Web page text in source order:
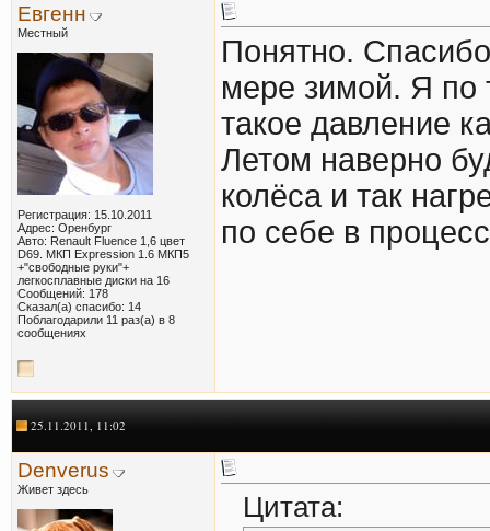
Евгенн
Местный
Регистрация: 15.10.2011
Адрес: Оренбург
Авто: Renault Fluence 1,6 цвет
D69. МКП Expression 1.6 МКП5
+"свободные руки"+
легкосплавные диски на 16
Сообщений: 178
Сказал(а) спасибо: 14
Поблагодарили 11 раз(а) в 8
сообщениях
Понятно.
мере зимой. Я по
такое давление
Летом наверно
колёса и так
по себе в
25.11.2011, 11:02
Denverus
Живет здесь
Цитата: